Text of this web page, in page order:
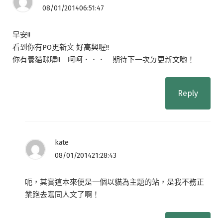
08/01/201406:51:47
早安!!
看到你有PO更新文 好高興喔!!
你有養貓咪喔!! 呵呵．．． 期待下一次ㄉ更新文喲！
Reply
kate
08/01/201421:28:43
呃，其實這本來便是一個以貓為主題的站，是我不務正
業跑去寫同人文了啊！